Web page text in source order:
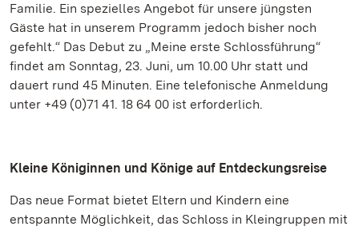
Familie. Ein spezielles Angebot für unsere jüngsten
Gäste hat in unserem Programm jedoch bisher noch
gefehlt.“ Das Debut zu „Meine erste Schlossführung“
findet am Sonntag, 23. Juni, um 10.00 Uhr statt und
dauert rund 45 Minuten. Eine telefonische Anmeldung
unter +49 (0)71 41. 18 64 00 ist erforderlich.
Kleine Königinnen und Könige auf Entdeckungsreise
Das neue Format bietet Eltern und Kindern eine
entspannte Möglichkeit, das Schloss in Kleingruppen mit